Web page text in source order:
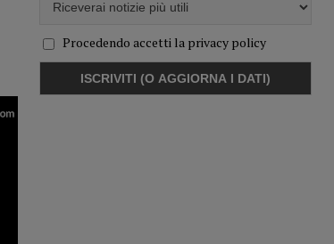
Procedendo accetti la privacy policy